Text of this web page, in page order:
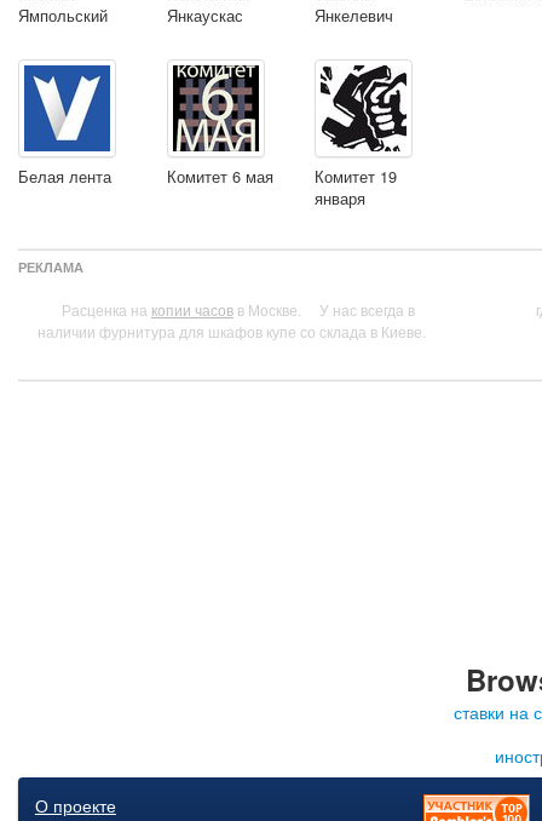
Ямпольский
Янкаускас
Янкелевич
Белая лента Комитет 6 мая
Комитет 19
января
РЕКЛАМА
Расценка на копии часов в Москве.
У нас всегда в
наличии фурнитура для шкафов купе со склада в Киеве.
ставки на
О проекте